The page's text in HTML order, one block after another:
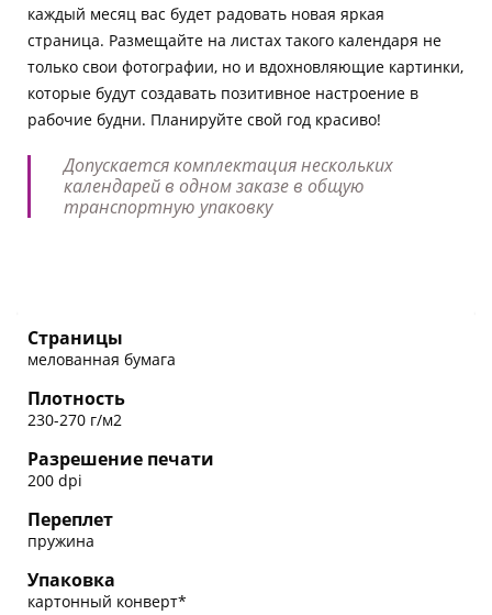
каждый месяц вас будет радовать новая яркая
страница. Размещайте на листах такого календаря не
только свои фотографии, но и вдохновляющие картинки,
которые будут создавать позитивное настроение в
рабочие будни. Планируйте свой год красиво!
Допускается комплектация нескольких
календарей в одном заказе в общую
транспортную упаковку
Страницы
мелованная бумага
Плотность
230-270 г/м2
Разрешение печати
200 dpi
Переплет
пружина
Упаковка
картонный конверт*